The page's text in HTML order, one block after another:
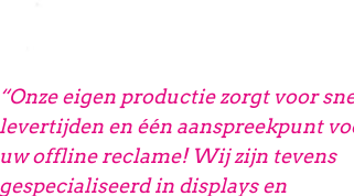
“Onze eigen productie zorgt voor
levertijden en één aanspreekpunt
uw offline reclame! Wij zijn tevens
gespecialiseerd in displays en